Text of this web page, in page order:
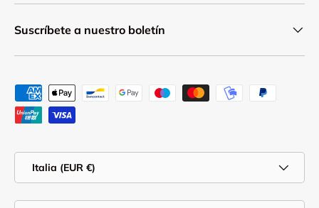
Suscríbete a nuestro boletín
Formas de pago aceptadas
Italia (EUR €)